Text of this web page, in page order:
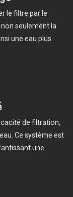
le filtre par le
seulement la
une eau plus
de filtration,
Ce système est
une